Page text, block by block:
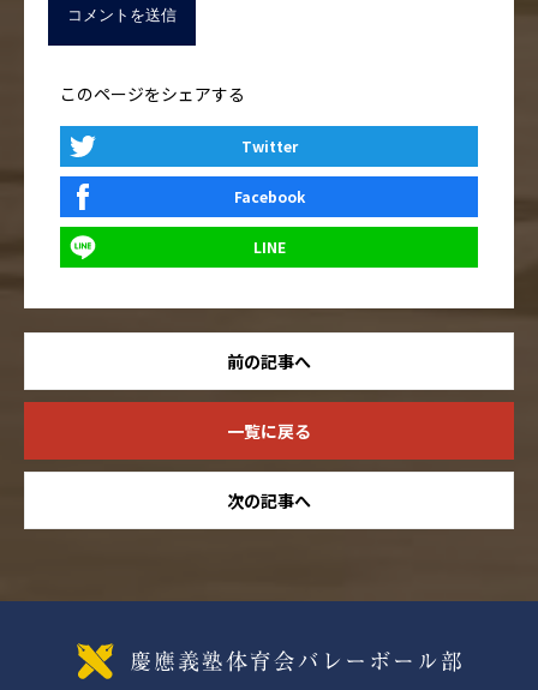
このページをシェアする
Twitter
Facebook
LINE
前の記事へ
一覧に戻る
次の記事へ